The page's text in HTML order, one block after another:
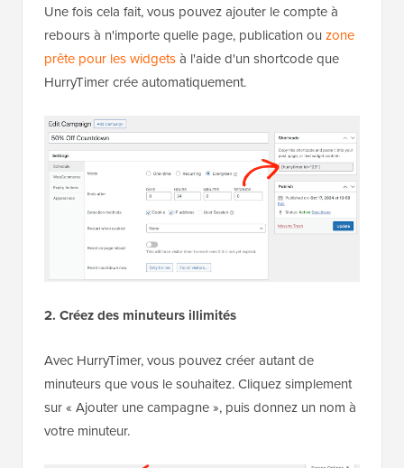
Une fois cela fait, vous pouvez ajouter le compte à
rebours à n'importe quelle page, publication ou zone
prête pour les widgetsà l'aide d'un shortcode que
HurryTimer crée automatiquement.
2. Créez des minuteurs illimités
Avec HurryTimer, vous pouvez créer autant de
minuteurs que vous le souhaitez. Cliquez simplement
sur « Ajouter une campagne », puis donnez un nom à
votre minuteur.